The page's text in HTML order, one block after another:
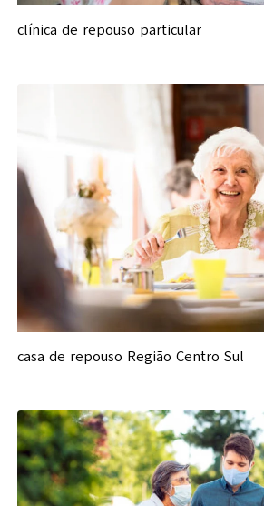
clínica de repouso particular
casa de repouso Região Centro Sul